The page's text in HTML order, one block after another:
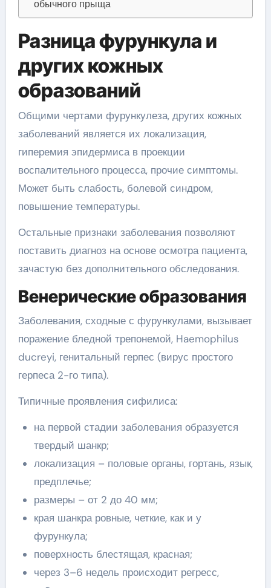
обычного прыща
Разница фурункула и
других кожных
образований
Общими чертами фурункулеза, других кожных
заболеваний является их локализация,
гиперемия эпидермиса в проекции
воспалительного процесса, прочие симптомы.
Может быть слабость, болевой синдром,
повышение температуры.
Остальные признаки заболевания позволяют
поставить диагноз на основе осмотра пациента,
зачастую без дополнительного обследования.
Венерические образования
Заболевания, сходные с фурункулами, вызывает
поражение бледной трепонемой, Haemophilus
ducreyi, генитальный герпес (вирус простого
герпеса 2-го типа).
Типичные проявления сифилиса:
на первой стадии заболевания образуется
твердый шанкр;
локализация – половые органы, гортань, язык,
предплечье;
размеры – от 2 до 40 мм;
края шанкра ровные, четкие, как и у
фурункула;
поверхность блестящая, красная;
через 3–6 недель происходит регресс,